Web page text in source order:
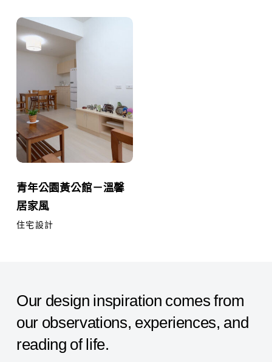
門
市
青
年
黃
公
館
－
馨
居
家
年
公
園
－
溫
居
住宅設計
青年公園黃公館－溫馨
居家風
Ourdesigninspirationcomesfrom
ourobservations, experiences, and
readingoflife.